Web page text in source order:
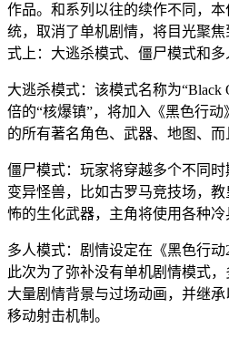
作品。和系列以往的续作不同，
统，取消了单机剧情，将目光聚
式上：大逃杀模式、僵尸模式和多
大逃杀模式：该模式名称为“Black
倍的“核爆镇”，将加入《黑色行
的所有著名角色、武器、地图、而
僵尸模式：玩家将穿越多个不同
变异怪兽，比如古罗马竞技场，
怖的生化武器，主角将使用各种冷
多人模式：剧情设定在《黑色行动
此次为了弥补没有单机剧情模式
大量剧情背景与过场动画，并继
移动射击机制。